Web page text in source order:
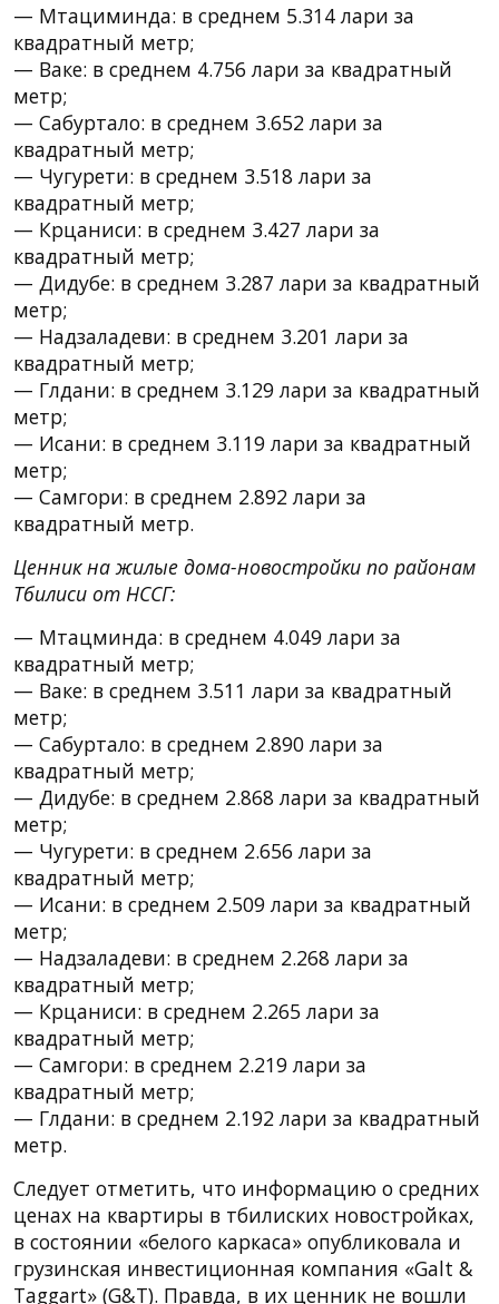
— Мтациминда: в среднем 5.314 лари за
квадратный метр;
— Ваке: в среднем 4.756 лари за квадратный
метр;
— Сабуртало: в среднем 3.652 лари за
квадратный метр;
— Чугурети: в среднем 3.518 лари за
квадратный метр;
— Крцаниси: в среднем 3.427 лари за
квадратный метр;
— Дидубе: в среднем 3.287 лари за квадратный
метр;
— Надзаладеви: в среднем 3.201 лари за
квадратный метр;
— Глдани: в среднем 3.129 лари за квадратный
метр;
— Исани: в среднем 3.119 лари за квадратный
метр;
— Самгори: в среднем 2.892 лари за
квадратный метр.
Ценник на жилые дома-новостройки по районам
Тбилиси от НССГ:
— Мтацминда: в среднем 4.049 лари за
квадратный метр;
— Ваке: в среднем 3.511 лари за квадратный
метр;
— Сабуртало: в среднем 2.890 лари за
квадратный метр;
— Дидубе: в среднем 2.868 лари за квадратный
метр;
— Чугурети: в среднем 2.656 лари за
квадратный метр;
— Исани: в среднем 2.509 лари за квадратный
метр;
— Надзаладеви: в среднем 2.268 лари за
квадратный метр;
— Крцаниси: в среднем 2.265 лари за
квадратный метр;
— Самгори: в среднем 2.219 лари за
квадратный метр;
— Глдани: в среднем 2.192 лари за квадратный
метр.
Следует отметить, что информацию о средних
ценах на квартиры в тбилиских новостройках,
в состоянии «белого каркаса» опубликовала и
грузинская инвестиционная компания «Galt &
Taggart» (G&T). Правда, в их ценник не вошли